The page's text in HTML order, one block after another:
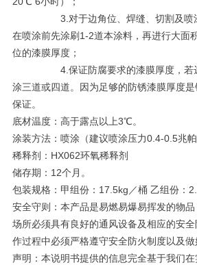
3.对于边角位、焊缝、切割及喷涂
在喷涂前先涂刷1-2道本涂料，再进行大面
位的漆膜厚度；
4.保证防腐要求的漆膜厚度，若达
涂三道或四道。因为足够的防锈漆膜厚度
保证。
底材温度：高于露点以上3℃。
涂装方法：喷涂（建议喷涂压力0.4-0.5兆帕
稀释剂：HX062环氧稀释剂
储存期：12个月。
包装规格：甲组份：17.5kg／桶 乙组份：
安全守则：本产品是易燃易爆易挥发的物
场所必须具有良好的通风设备及相应的安
作过程中必须严格遵守安全防火制度以及做
声明：本说明书提供的信息完全基于我们